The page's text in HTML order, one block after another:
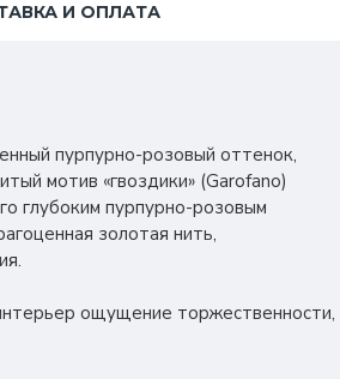
И ОПЛАТА
пурпурно-розовый оттенок,
мотив «гвоздики» (Garofano)
глубоким пурпурно-розовым
золотая нить,
ощущение торжественности,